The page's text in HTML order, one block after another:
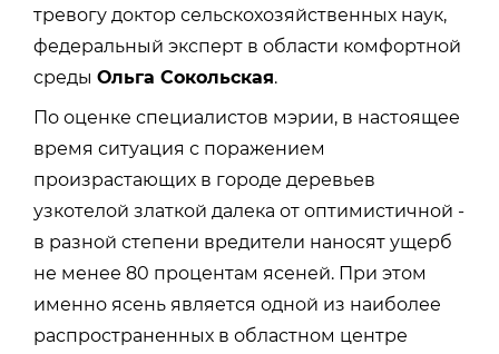
тревогу доктор сельскохозяйственных наук,
федеральный эксперт в области комфортной
среды Ольга Сокольская.
По оценке специалистов мэрии, в настоящее
время ситуация с поражением
произрастающих в городе деревьев
узкотелой златкой далека от оптимистичной -
в разной степени вредители наносят ущерб
не менее 80 процентам ясеней. При этом
именно ясень является одной из наиболее
распространенных в областном центре